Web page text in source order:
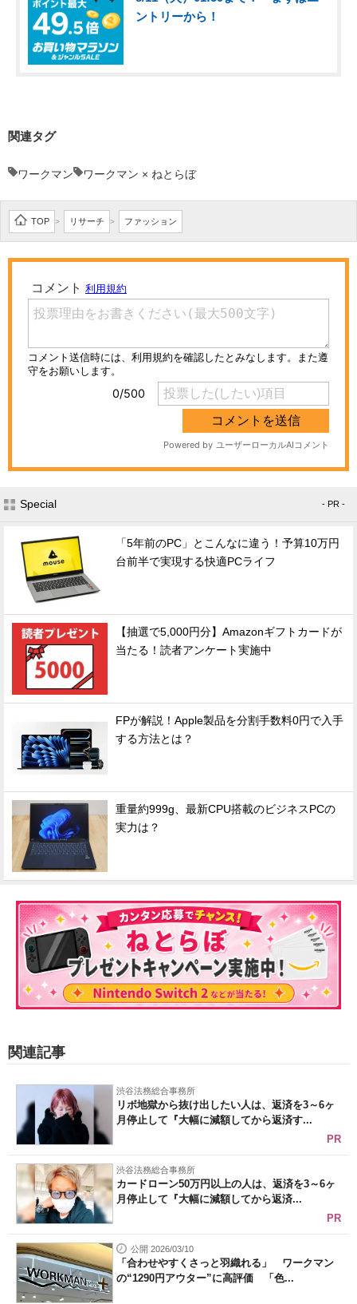
ントリーから！
関連タグ
ワークマン ワークマン × ねとらぼ
TOP > リサーチ > ファッション
Special - PR -
「5年前のPC」とこんなに違う！予算10万円
台前半で実現する快適PCライフ
【抽選で5,000円分】Amazonギフトカードが
当たる！読者アンケート実施中
FPが解説！Apple製品を分割手数料0円で入手
する方法とは？
重量約999g、最新CPU搭載のビジネスPCの
実力は？
関連記事
渋谷法務総合事務所
リボ地獄から抜け出したい人は、返済を3～6ヶ
月停止して『大幅に減額してから返済す...
PR
渋谷法務総合事務所
カードローン50万円以上の人は、返済を3～6ヶ
月停止して『大幅に減額してから返済...
PR
公開 2026/03/10
「合わせやすくさっと羽織れる」 ワークマン
の“1290円アウター”に高評価 「色...